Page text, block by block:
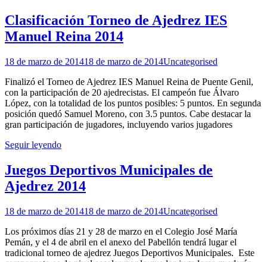
Clasificación Torneo de Ajedrez IES
Manuel Reina 2014
18 de marzo de 201418 de marzo de 2014Uncategorised
Finalizó el Torneo de Ajedrez IES Manuel Reina de Puente Genil,
con la participación de 20 ajedrecistas. El campeón fue Álvaro
López, con la totalidad de los puntos posibles: 5 puntos. En segunda
posición quedó Samuel Moreno, con 3.5 puntos. Cabe destacar la
gran participación de jugadores, incluyendo varios jugadores
Seguir leyendo
Juegos Deportivos Municipales de
Ajedrez 2014
18 de marzo de 201418 de marzo de 2014Uncategorised
Los próximos días 21 y 28 de marzo en el Colegio José María
Pemán, y el 4 de abril en el anexo del Pabellón tendrá lugar el
tradicional torneo de ajedrez Juegos Deportivos Municipales. Este